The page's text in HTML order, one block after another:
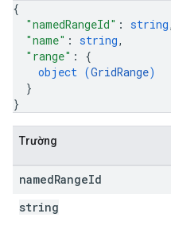
{
"namedRangeId" : string,
"name" : string,
"range" : {
object (GridRange)
}
}
Trường
namedRangeId
string